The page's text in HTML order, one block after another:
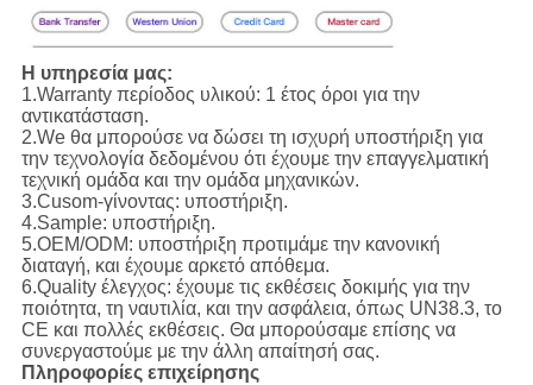
Η υπηρεσία μας:
1.Warranty περίοδος υλικού: 1 έτος όροι για την
αντικατάσταση.
2.We θα μπορούσε να δώσει τη ισχυρή υποστήριξη για
την τεχνολογία δεδομένου ότι έχουμε την επαγγελματική
τεχνική ομάδα και την ομάδα μηχανικών.
3.Cusom-γίνοντας: υποστήριξη.
4.Sample: υποστήριξη.
5.OEM/ODM: υποστήριξη προτιμάμε την κανονική
διαταγή, και έχουμε αρκετό απόθεμα.
6.Quality έλεγχος: έχουμε τις εκθέσεις δοκιμής για την
ποιότητα, τη ναυτιλία, και την ασφάλεια, όπως UN38.3, το
CE και πολλές εκθέσεις. Θα μπορούσαμε επίσης να
συνεργαστούμε με την άλλη απαίτησή σας.
Πληροφορίες επιχείρησης